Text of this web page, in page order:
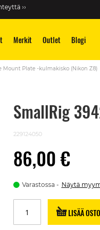
››
Merkit Outlet Blogi
Mount Plate -kulmakisko (Nikon Z8)
SmallRig
229124050
86,00 €
Varastossa Näytä
LISÄÄ